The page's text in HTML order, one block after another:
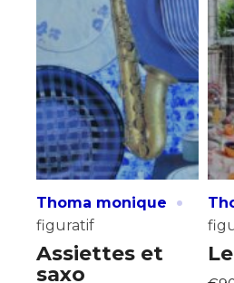
Thoma monique ·
figuratif
Assiettes et
saxo